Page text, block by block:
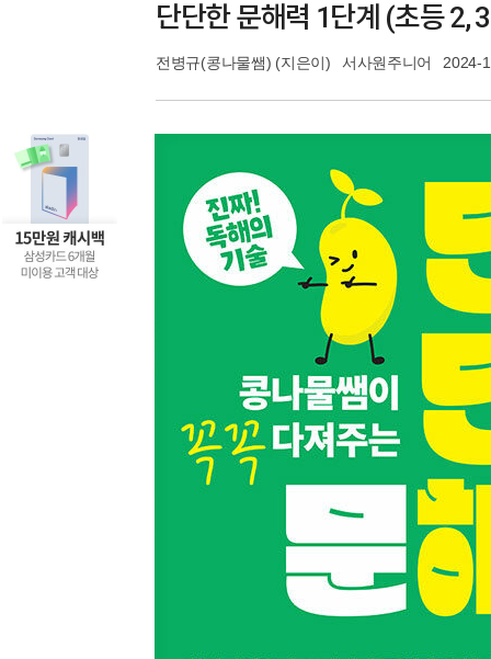
단단한 문해력 1단계 (초등 2,
전병규(콩나물쌤) (지은이) 서사원주니어 2024-